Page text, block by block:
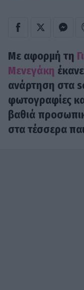
Με αφορμή τη
Μενεγάκη
ανάρτηση στα
φωτογραφίες
βαθιά
στα τέσσερα